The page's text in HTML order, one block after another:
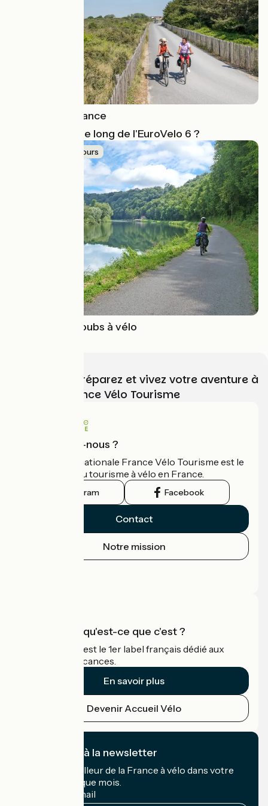
EuroVelo en France
Où se baigner le long de l'EuroVelo 6 ?
Idée de parcours
La Vallée du Doubs à vélo
Choisissez, préparez et vivez votre aventure à
vélo avec France Vélo Tourisme
Qui sommes-nous ?
L'association nationale France Vélo Tourisme est le
guide officiel du tourisme à vélo en France.
Instagram Facebook
Contact
Notre mission
Accueil Vélo qu'est-ce que c'est ?
Accueil Vélo c'est le 1er label français dédié aux
cyclistes en vacances.
En savoir plus
Devenir Accueil Vélo
Je m'abonne à la newsletter
Recevez le meilleur de la France à vélo dans votre
boîte mail chaque mois.
Mon adresse mail